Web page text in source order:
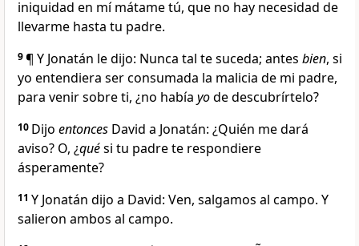
iniquidad en mí mátame tú, que no hay necesidad de
llevarme hasta tu padre.
9¶ Y Jonatán le dijo: Nunca tal te suceda; antes bien, si
yo entendiera ser consumada la malicia de mi padre,
para venir sobre ti, ¿no había yode descubrírtelo?
10 Dijo entonces David a Jonatán: ¿Quién me dará
aviso? O, ¿quési tu padre te respondiere
ásperamente?
11 Y Jonatán dijo a David: Ven, salgamos al campo. Y
salieron ambos al campo.